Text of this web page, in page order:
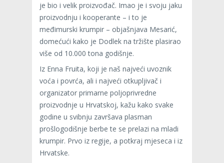
je bio i velik proizvođač. Imao je i svoju jaku
proizvodnju i kooperante – i to je
međimurski krumpir – objašnjava Mesarić,
domećući kako je Dodlek na tržište plasirao
više od 10.000 tona godišnje.
Iz Enna Fruita, koji je naš najveći uvoznik
voća i povrća, ali i najveći otkupljivač i
organizator primarne poljoprivredne
proizvodnje u Hrvatskoj, kažu kako svake
godine u svibnju završava plasman
prošlogodišnje berbe te se prelazi na mladi
krumpir. Prvo iz regije, a potkraj mjeseca i iz
Hrvatske.